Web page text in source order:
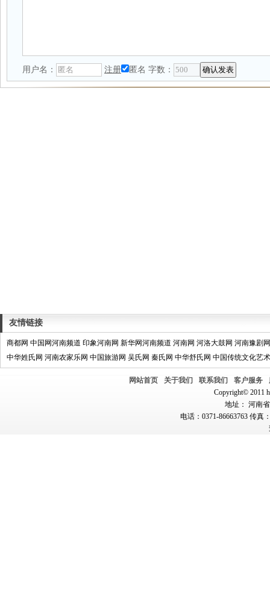
用户名： 注册 匿名 字数：
友情链接
商都网 中国网河南频道 印象河南网 新华网河南频道 河南网 河洛大鼓网 河南豫剧网
中华姓氏网 河南农家乐网 中国旅游网 吴氏网 秦氏网 中华舒氏网 中国传统文化艺
网站首页 关于我们 联系我们 客户服务
Copyright© 2011
地址： 河南
电话：0371-86663763 传真